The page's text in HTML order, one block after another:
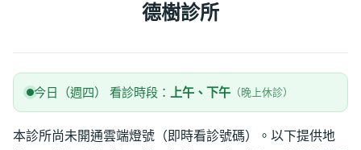
德樹診所
今日（週四） 看診時段： 上午、下午 （晚上休診）
本診所尚未開通雲端燈號（即時看診號碼）。以下提供地